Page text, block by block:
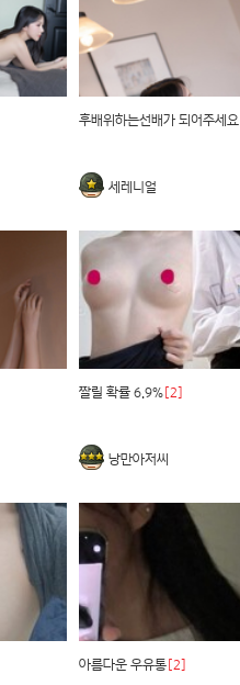
후배위하는선배가 되어주세요
세레니얼
짤릴 확률 6.9% [2]
낭만아저씨
아름다운 우유통 [2]